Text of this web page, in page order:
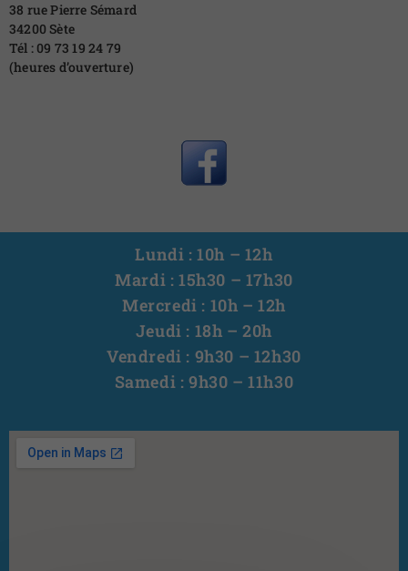
38 rue Pierre Sémard
34200 Sète
Tél : 09 73 19 24 79
(heures d’ouverture)
Lundi : 10h – 12h
Mardi : 15h30 – 17h30
Mercredi : 10h – 12h
Jeudi : 18h – 20h
Vendredi : 9h30 – 12h30
Samedi : 9h30 – 11h30